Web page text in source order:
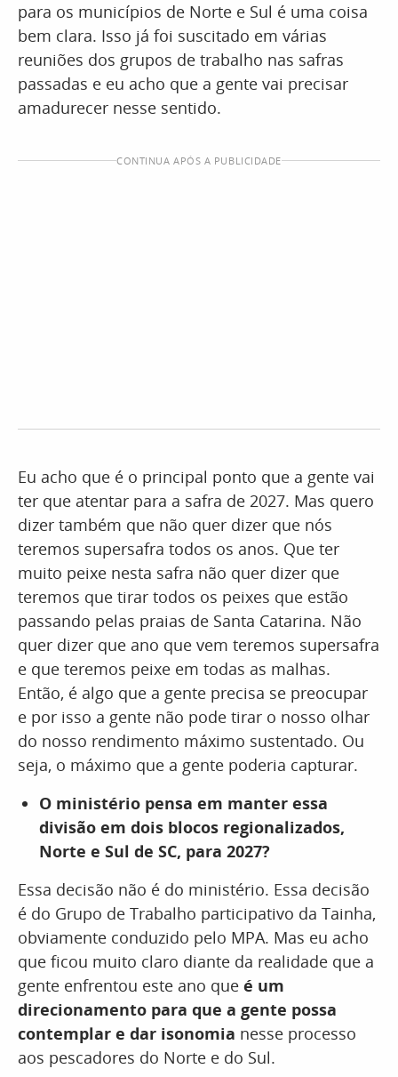
para os municípios de Norte e Sul é uma coisa
bem clara. Isso já foi suscitado em várias
reuniões dos grupos de trabalho nas safras
passadas e eu acho que a gente vai precisar
amadurecer nesse sentido.
CONTINUA APÓS A PUBLICIDADE
Eu acho que é o principal ponto que a gente vai
ter que atentar para a safra de 2027. Mas quero
dizer também que não quer dizer que nós
teremos supersafra todos os anos. Que ter
muito peixe nesta safra não quer dizer que
teremos que tirar todos os peixes que estão
passando pelas praias de Santa Catarina. Não
quer dizer que ano que vem teremos supersafra
e que teremos peixe em todas as malhas.
Então, é algo que a gente precisa se preocupar
e por isso a gente não pode tirar o nosso olhar
do nosso rendimento máximo sustentado. Ou
seja, o máximo que a gente poderia capturar.
O ministério pensa em manter essa
divisão em dois blocos regionalizados,
Norte e Sul de SC, para 2027?
Essa decisão não é do ministério. Essa decisão
é do Grupo de Trabalho participativo da Tainha,
obviamente conduzido pelo MPA. Mas eu acho
que ficou muito claro diante da realidade que a
gente enfrentou este ano que é um
direcionamento para que a gente possa
contemplar e dar isonomia nesse processo
aos pescadores do Norte e do Sul.